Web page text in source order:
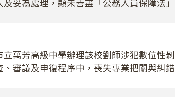
妥為處理，顯未善盡「公務人員保障法」
萬芳高級中學辦理該校劉師涉犯數位性剝
審議及申復程序中，喪失專業把關與糾錯